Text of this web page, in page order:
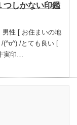
しかない印鑑
男性 [ お住まいの地
(^o^) /とても良い [
実印…